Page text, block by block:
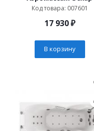
Код товара: 007601
17 930₽
В корзину